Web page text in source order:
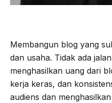
Membangun blog yang
dan usaha. Tidak ada
menghasilkan uang dari
kerja keras, dan
audiens dan